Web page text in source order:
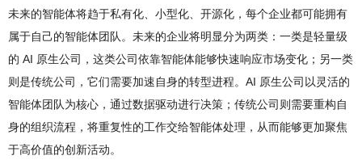
未来的智能体将趋于私有化、小型化、开源化，每个企业都可能拥有
属于自己的智能体团队。未来的企业将明显分为两类：一类是轻量级
的 AI 原生公司，这类公司依靠智能体能够快速响应市场变化；另一类
则是传统公司，它们需要加速自身的转型进程。AI 原生公司以灵活的
智能体团队为核心，通过数据驱动进行决策；传统公司则需要重构自
身的组织流程，将重复性的工作交给智能体处理，从而能够更加聚焦
于高价值的创新活动。